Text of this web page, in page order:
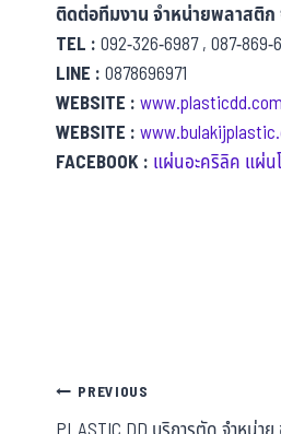
ติดต่อทีมงาน จำหน่ายพลาสติ
TEL :092-326-6987 , 087-869-
LINE :0878696971
WEBSITE :
WEBSITE :
FACEBOOK : แผ่นอะคริลิค แผ่น
PREVIOUS